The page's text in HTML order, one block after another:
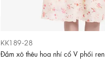
KK189-28
Đầm xô thêu hoa nhí cổ V phối ren